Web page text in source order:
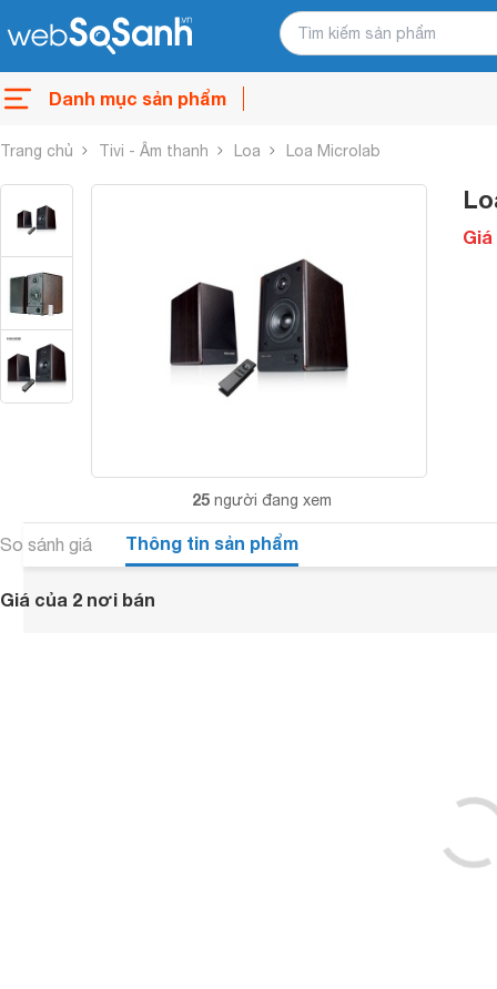
Danh mục sản phẩm
Trang chủ Tivi - Âm thanh Loa Loa Microlab
25 người đang xem
Giá
So sánh giá Thông tin sản phẩm
Giá của 2 nơi bán